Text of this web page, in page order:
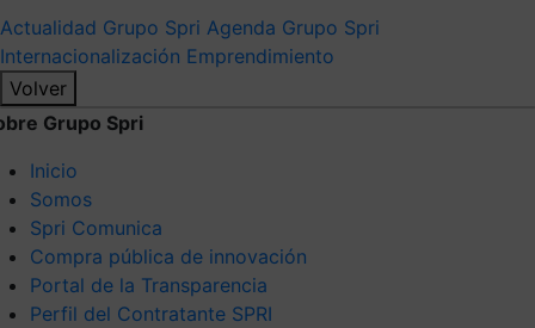
Actualidad Grupo Spri Agenda Grupo Spri
Internacionalización Emprendimiento
Volver
Grupo Spri
Inicio
Somos
Spri Comunica
Compra pública de innovación
Portal de la Transparencia
Perfil del Contratante SPRI